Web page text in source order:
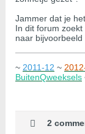
Jammer dat je
In dit forum
naar
~ 2011-12 ~
BuitenQweeksels
2